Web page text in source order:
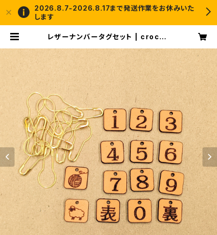
2026.8.7-2026.8.17まで発送作業をお休みいた
します
レザーナンバータグセット | croche